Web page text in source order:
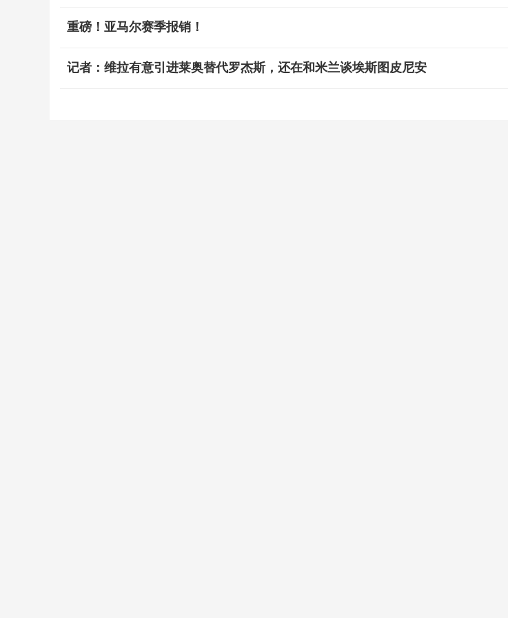
重磅！亚马尔赛季报销！
记者：维拉有意引进莱奥替代罗杰斯，还在和米兰谈埃斯图皮尼安